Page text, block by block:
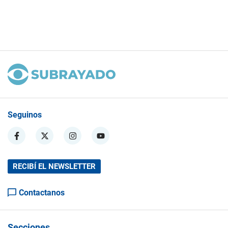
Seguinos
RECIBÍ EL NEWSLETTER
Contactanos